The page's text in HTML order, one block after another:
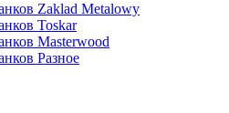
Zaklad Metalowy
Toskar
Masterwood
Разное